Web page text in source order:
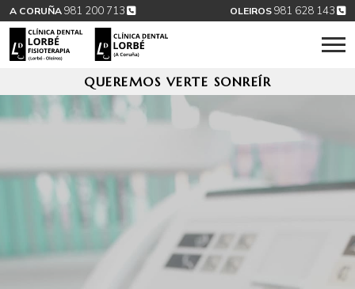
A CORUÑA 981 200 713 OLEIROS 981 628 143